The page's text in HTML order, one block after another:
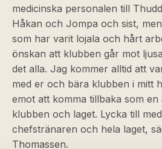
medicinska personalen till
Håkan och Jompa och sist,
som har varit lojala och hårt
önskan att klubben går mot
det alla. Jag kommer alltid att
med er och bära klubben i mitt
emot att komma tillbaka som
klubben och laget. Lycka till
chefstränaren och hela laget,
Thomassen.